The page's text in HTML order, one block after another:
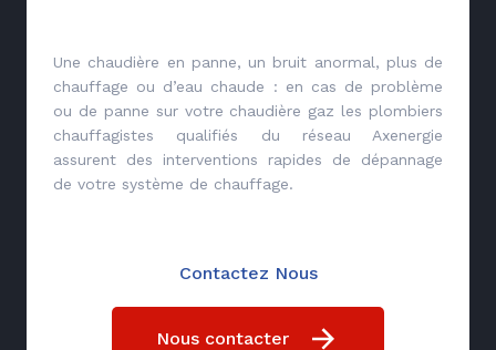
Une chaudière en panne, un bruit anormal, plus de
chauffage ou d’eau chaude : en cas de problème
ou de panne sur votre chaudière gaz les plombiers
chauffagistes qualifiés du réseau Axenergie
assurent des interventions rapides de dépannage
de votre système de chauffage.
Contactez Nous
Nous contacter